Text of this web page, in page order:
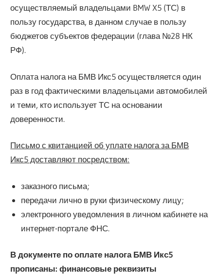
осуществляемый владельцами BMW X5 (ТС) в
пользу государства, в данном случае в пользу
бюджетов субъектов федерации (глава №28 НК
РФ).
Оплата налога на БМВ Икс5 осуществляется один
раз в год фактическими владельцами автомобилей
и теми, кто использует ТС на основании
доверенности.
Письмо с квитанцией об уплате налога за БМВ
Икс5 доставляют посредством:
заказного письма;
передачи лично в руки физическому лицу;
электронного уведомления в личном кабинете на
интернет-портале ФНС.
В документе по оплате налога БМВ Икс5
прописаны: финансовые реквизиты